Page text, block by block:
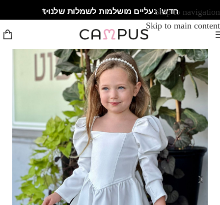
Skip to navigation
Skip to main content
חדש! נעליים מושלמות לשמלות שלנו✨